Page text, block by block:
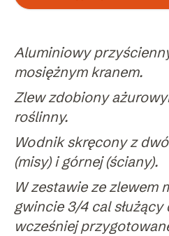
Aluminiowy
mosiężnym kranem.
Zlew zdobiony
roślinny.
Wodnik skręcony z
(misy) i górnej (ściany).
W zestawie ze zlewem
gwincie 3/4 cal
wcześniej